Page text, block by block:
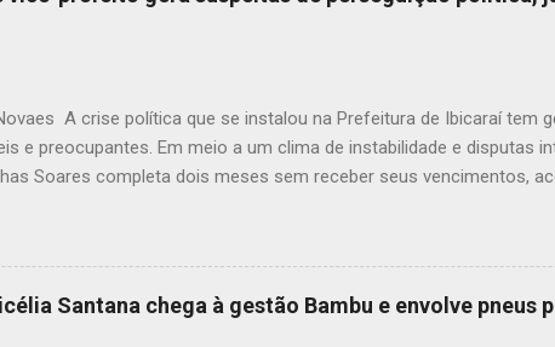
A crise política que se instalou na Prefeitura de Ibicaraí tem
e preocupantes. Em meio a um clima de instabilidade e disputas
Soares completa dois meses sem receber seus vencimentos,
prefeita Monalisa Tavares e seu vice já não é segredo para a
político se transformou em uma verdadeira ruptura
segundo fontes próximas à gestão, tem adotado uma postura
vice-prefeito, e o atraso salarial pode ser reflexo direto dessa
Santana chega à gestão Bambu e envolve pneus